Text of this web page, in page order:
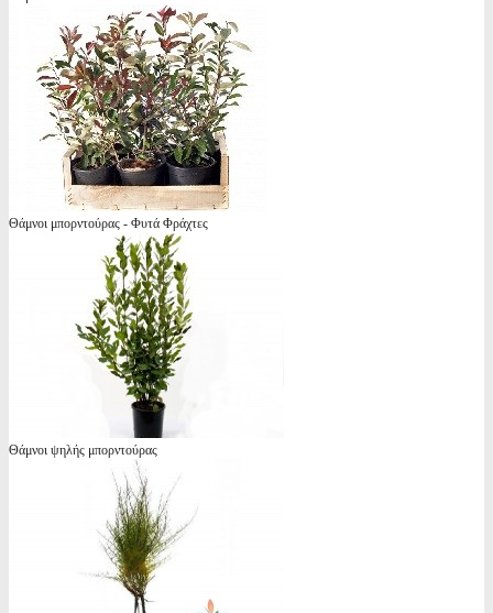
Θάμνοι μπορντούρας - Φυτά Φράχτες
Θάμνοι ψηλής μπορντούρας